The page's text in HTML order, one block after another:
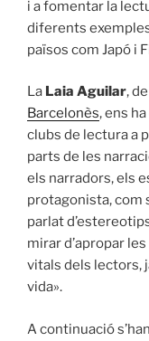
i a fomentar la
diferents
països com Japó i
La Laia Aguilar, de
Barcelonès, ens
clubs de lectura a
parts de les
els narradors, els
protagonista, com
parlat
mirar d’apropar
vitals dels lectors,
vida».
A continuació